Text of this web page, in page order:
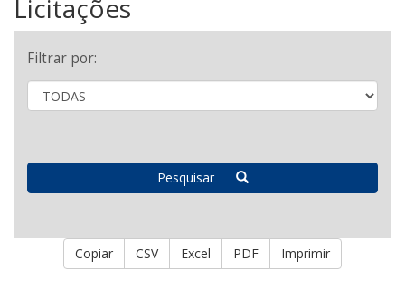
Licitações
Filtrar por:
Pesquisar
Copiar CSV Excel PDF Imprimir